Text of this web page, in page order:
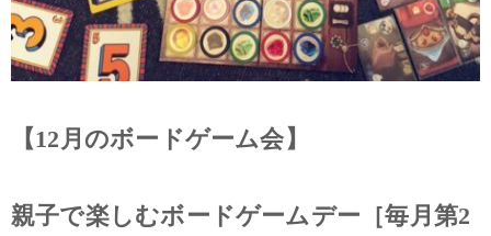
【12月のボードゲーム会】
親子で楽しむボードゲームデー［毎月第2